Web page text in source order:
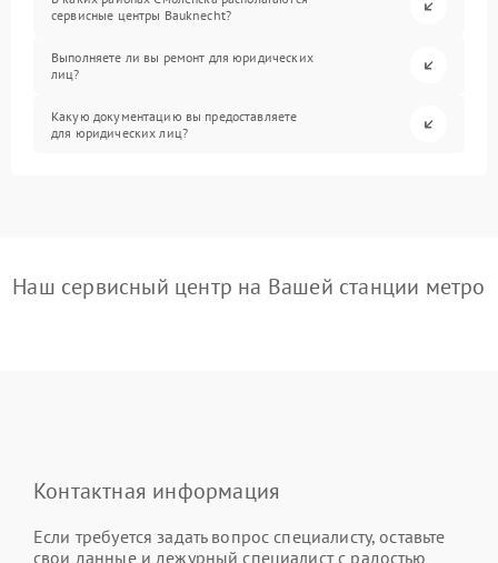
сервисные центры Bauknecht?
Выполняете ли вы ремонт для юридических
лиц?
Какую документацию вы предоставляете
для юридических лиц?
Наш сервисный центр на Вашей станции метро
Контактная информация
Если требуется задать вопрос специалисту, оставьте
свои данные и дежурный специалист с радостью